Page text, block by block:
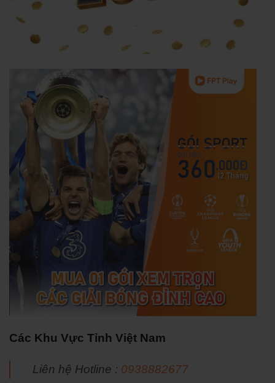
Các Khu Vực Tỉnh Việt Nam
Liên hệ Hotline : 0938882677